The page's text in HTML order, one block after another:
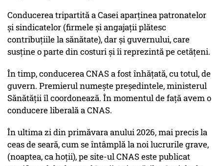
Conducerea tripartită a Casei aparținea patronatelor
și sindicatelor (firmele și angajații plătesc
contribuțiile la sănătate), dar și guvernului, care
susține o parte din costuri și îi reprezintă pe cetățeni.
În timp, conducerea CNAS a fost înhățată, cu totul, de
guvern. Premierul numește președintele, ministerul
Sănătății îl coordonează. În momentul de față avem o
conducere liberală a CNAS.
În ultima zi din primăvara anului 2026, mai precis la
ceas de seară, cum se întâmplă la noi lucrurile grave,
(noaptea, ca hoții), pe site-ul CNAS este publicat